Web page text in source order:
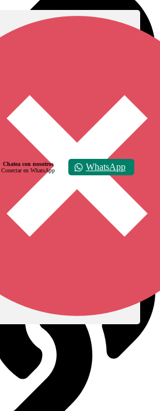
Chatea con nosotros
Conectar en WhatsApp
WhatsApp